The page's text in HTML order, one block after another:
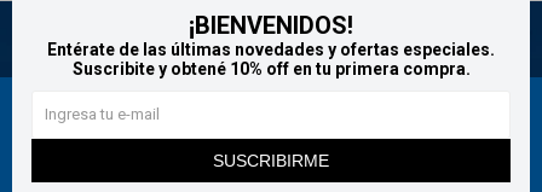
¡BIENVENIDOS!
Entérate de las últimas novedades y ofertas especiales.
Suscribite y obtené 10% off en tu primera compra.
SUSCRIBIRME
Newsletter
¡Suscribite y recibí todas nuestras novedades!